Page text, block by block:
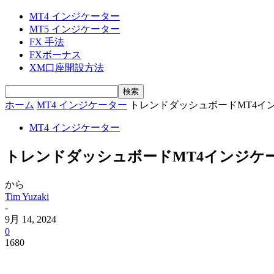
MT4 インジケーター
MT5 インジケーター
FX 手法
FXボーナス
XM口座開設方法
ホーム MT4 インジケーター トレンドダッシュボードMT4イ
MT4 インジケーター
トレンドダッシュボードMT4インジケ
から
Tim Yuzaki
-
9月 14, 2024
0
1680